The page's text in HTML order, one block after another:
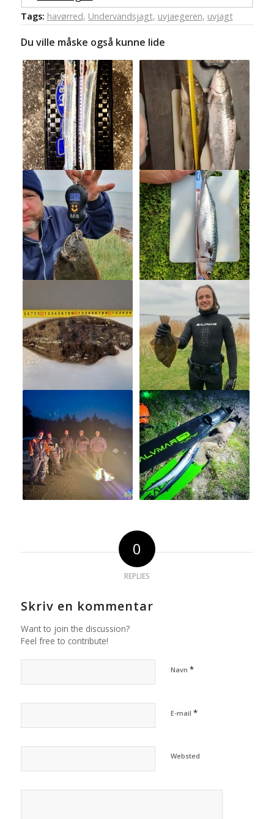
Tags: havørred, Undervandsjagt, uvjaegeren, uvjagt
Du ville måske også kunne lide
0
REPLIES
Skriv en kommentar
Want to join the discussion?
Feel free to contribute!
Navn *
E-mail *
Websted